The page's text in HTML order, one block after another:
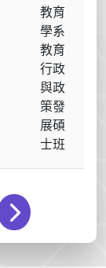
教育
學系
教育
行政
與政
策發
展碩
士班